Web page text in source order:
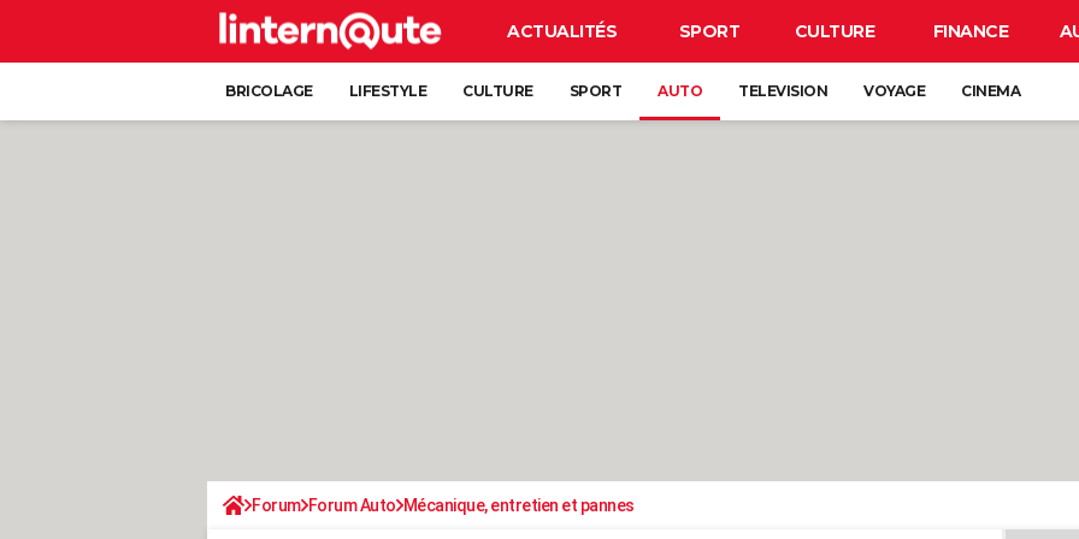
ACTUALITÉS SPORT CULTURE FINANCE
BRICOLAGE LIFESTYLE CULTURE SPORT AUTO TELEVISION VOYAGE CINEMA
Forum Forum Auto Mécanique, entretien et pannes